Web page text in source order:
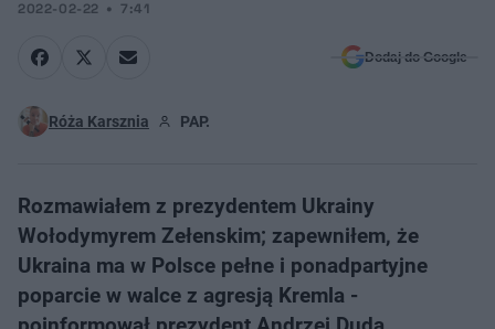
2022-02-22 7:41
Dodaj do Google
Róża Karsznia PAP.
Rozmawiałem z prezydentem Ukrainy
Wołodymyrem Zełenskim; zapewniłem, że
Ukraina ma w Polsce pełne i ponadpartyjne
poparcie w walce z agresją Kremla -